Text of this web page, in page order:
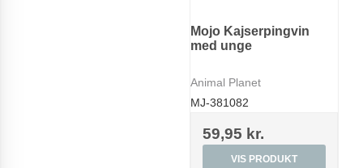
Mojo Kajserpingvin
med unge
Animal Planet
MJ-381082
59,95 kr.
VIS PRODUKT